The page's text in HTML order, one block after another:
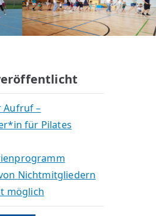
Aufruf –
für Pilates
Nichtmitgliedern
möglich